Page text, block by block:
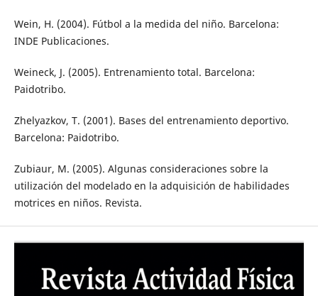
Wein, H. (2004). Fútbol a la medida del niño. Barcelona:
INDE Publicaciones.
Weineck, J. (2005). Entrenamiento total. Barcelona:
Paidotribo.
Zhelyazkov, T. (2001). Bases del entrenamiento deportivo.
Barcelona: Paidotribo.
Zubiaur, M. (2005). Algunas consideraciones sobre la
utilización del modelado en la adquisición de habilidades
motrices en niños. Revista.